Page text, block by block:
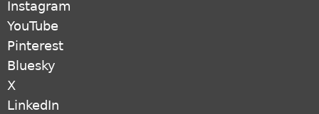
Instagram
YouTube
Pinterest
Bluesky
X
LinkedIn